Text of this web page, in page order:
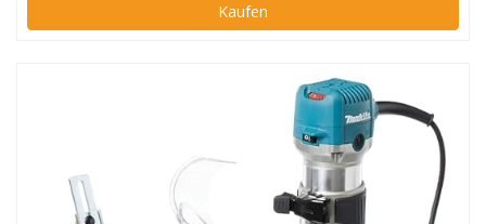
Kaufen